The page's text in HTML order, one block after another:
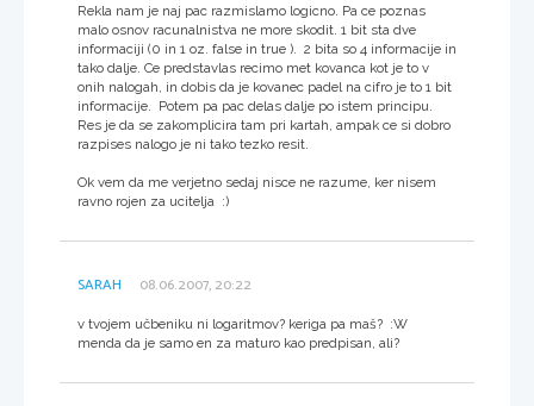
Rekla nam je naj pac razmislamo logicno. Pa ce poznas
malo osnov racunalnistva ne more skodit. 1 bit sta dve
informaciji (0 in 1 oz. false in true ). 2 bita so 4 informacije in
tako dalje. Ce predstavlas recimo met kovanca kot je to v
onih nalogah, in dobis da je kovanec padel na cifro je to 1 bit
informacije. Potem pa pac delas dalje po istem principu.
Res je da se zakomplicira tam pri kartah, ampak ce si dobro
razpises nalogo je ni tako tezko resit.
Ok vem da me verjetno sedaj nisce ne razume, ker nisem
ravno rojen za ucitelja :)
SARAH 08.06.2007, 20:22
v tvojem učbeniku ni logaritmov? keriga pa maš? :W
menda da je samo en za maturo kao predpisan, ali?